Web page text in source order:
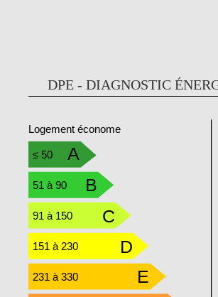
DPE - DIAGNOSTIC
A
B
C
D
E
Logement économe
≤ 50
51 à 90
91 à 150
151 à 230
231 à 330